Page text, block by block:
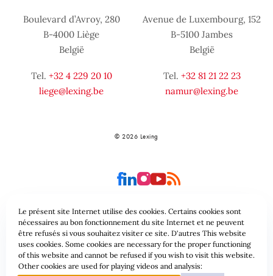
Boulevard d’Avroy, 280
B-4000 Liège
België
Tel. +32 4 229 20 10
liege@lexing.be
Avenue de Luxembourg, 152
B-5100 Jambes
België
Tel. +32 81 21 22 23
namur@lexing.be
© 2026 Lexing
Site-overzicht Algemene voorwaarden
Gegevensbeschermingsbeleid & Cookies
Le présent site Internet utilise des cookies. Certains cookies sont
nécessaires au bon fonctionnement du site Internet et ne peuvent
être refusés si vous souhaitez visiter ce site. D'autres This website
uses cookies. Some cookies are necessary for the proper functioning
of this website and cannot be refused if you wish to visit this website.
Other cookies are used for playing videos and analysis: